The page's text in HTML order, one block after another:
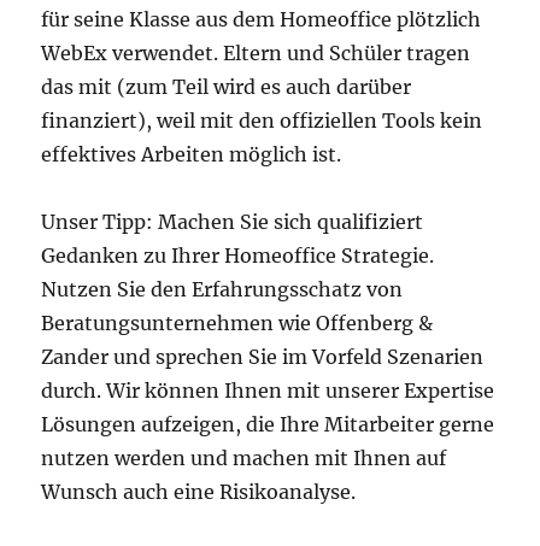
für seine Klasse aus dem Homeoffice plötzlich
WebEx verwendet. Eltern und Schüler tragen
das mit (zum Teil wird es auch darüber
finanziert), weil mit den offiziellen Tools kein
effektives Arbeiten möglich ist.
Unser Tipp: Machen Sie sich qualifiziert
Gedanken zu Ihrer Homeoffice Strategie.
Nutzen Sie den Erfahrungsschatz von
Beratungsunternehmen wie Offenberg &
Zander und sprechen Sie im Vorfeld Szenarien
durch. Wir können Ihnen mit unserer Expertise
Lösungen aufzeigen, die Ihre Mitarbeiter gerne
nutzen werden und machen mit Ihnen auf
Wunsch auch eine Risikoanalyse.